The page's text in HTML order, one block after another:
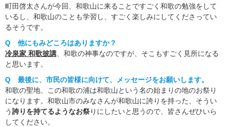
町田啓太さんが今回、和歌山に来ることですごく和歌の勉強をして
いるし、和歌山のことも学習し、すごく楽しみにしてくださってい
るそうです。
Q 他にもみどころはありますか？
冷泉家 和歌披講 、和歌の神事なのですが、そこもすごく見所になる
と思います。
Q 最後に、市民の皆様に向けて、メッセージをお願いします。
和歌の聖地、この和歌の浦は和歌山という名の始まりの地のお祭り
になります。和歌山市のみなさんが和歌山に誇りを持った、そうい
う誇りを持てるようなお祭りにしたいと思うので、皆さんぜひいら
してください。